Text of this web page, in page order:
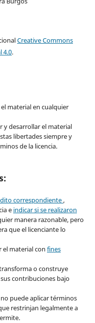
Creative Commons
4.0.
material en cualquier
y desarrollar el material
libertades siempre y
de la licencia.
correspondiente,
e indicar si se realizaron
manera razonable, pero
que el licenciante lo
el material con fines
o construye
contribuciones bajo
puede aplicar términos
restrinjan legalmente a